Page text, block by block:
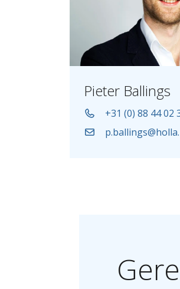
Pieter Ballings
+31 (0) 88 44 02